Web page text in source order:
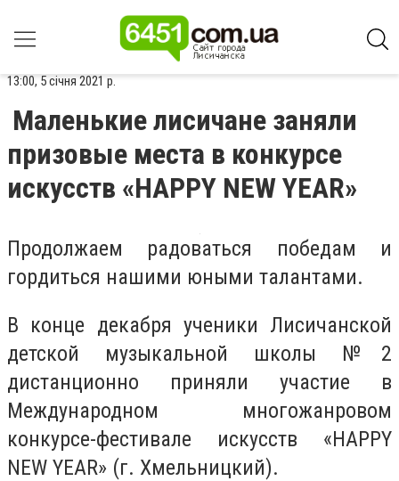
13:00, 5 січня 2021 р.
Маленькие лисичане заняли
призовые места в конкурсе
искусств «HAPPY NEW YEAR»
Продолжаем радоваться победам и
гордиться нашими юными талантами.
В конце декабря ученики Лисичанской
детской музыкальной школы №2
дистанционно приняли участие в
Международном многожанровом
конкурсе-фестивале искусств «HAPPY
NEW YEAR» (г. Хмельницкий).